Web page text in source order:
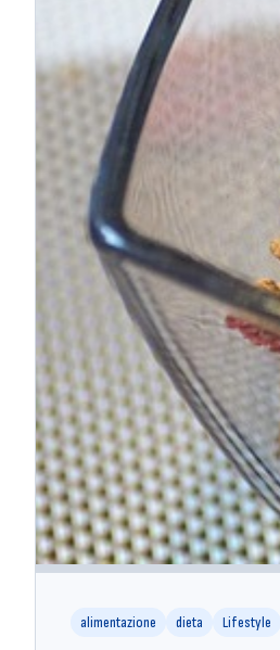
alimentazione dieta Lifestyle